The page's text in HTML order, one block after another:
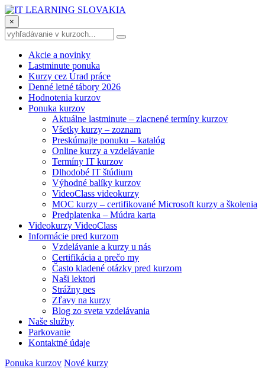
×
Akcie a novinky
Lastminute ponuka
Kurzy cez Úrad práce
Denné letné tábory 2026
Hodnotenia kurzov
Ponuka kurzov
Aktuálne lastminute – zlacnené termíny kurzov
Všetky kurzy – zoznam
Preskúmajte ponuku – katalóg
Online kurzy a vzdelávanie
Termíny IT kurzov
Dlhodobé IT štúdium
Výhodné balíky kurzov
VideoClass videokurzy
MOC kurzy – certifikované Microsoft kurzy a školenia
Predplatenka – Múdra karta
Videokurzy VideoClass
Informácie pred kurzom
Vzdelávanie a kurzy u nás
Certifikácia a prečo my
Často kladené otázky pred kurzom
Naši lektori
Strážny pes
Zľavy na kurzy
Blog zo sveta vzdelávania
Naše služby
Parkovanie
Kontaktné údaje
Ponuka kurzov Nové kurzy